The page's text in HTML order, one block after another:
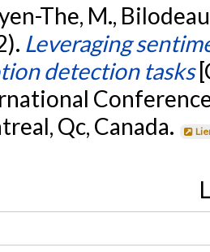
The, M.,
Leveraging
detection tasks
Qc, Canada.